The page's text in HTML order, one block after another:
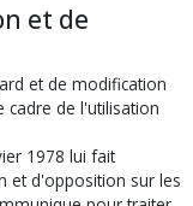
et de
et de modification
de l'utilisation
1978 lui fait
et d'opposition sur les